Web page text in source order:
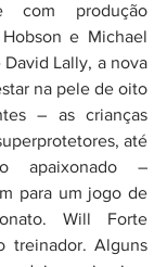
com produção
e Michael
Lally, a nova
na pele de oito
– as crianças
até
apaixonado –
para um jogo de
Will Forte
treinador. Alguns